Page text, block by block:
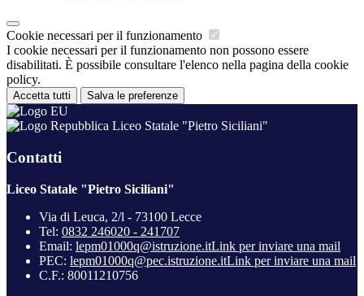
Cookie necessari per il funzionamento
I cookie necessari per il funzionamento non possono essere
disabilitati. È possibile consultare l'elenco nella pagina della cookie
policy.
Accetta tutti Salva le preferenze
Liceo Statale "Pietro Siciliani"
Contatti
Liceo Statale "Pietro Siciliani"
Via di Leuca, 2/l - 73100 Lecce
Tel: 0832 246020 - 241707
Email: lepm01000q@istruzione.itLink per inviare una mail
PEC: lepm01000q@pec.istruzione.itLink per inviare una mail
C.F.: 80011210756